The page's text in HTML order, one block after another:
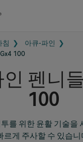
침
아큐-파인
100
펜니
100
를 위한 윤활 기술을
르게 주사할 수 있습니